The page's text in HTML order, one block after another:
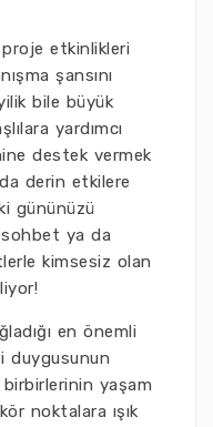
etkinlikleri
şansını
bile büyük
yardımcı
destek vermek
derin etkilere
gününüzü
sohbet ya da
kimsesiz olan
en önemli
duygusunun
birbirlerinin yaşam
noktalara ışık